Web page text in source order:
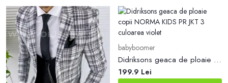
babyboomer
Didriksons geaca de ploaie copii NORMA KIDS PR JKT 3 culoarea violet
199.9 Lei